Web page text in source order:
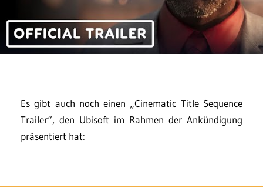
Es gibt auch noch einen „Cinematic Title Sequence
Trailer“, den Ubisoft im Rahmen der Ankündigung
präsentiert hat: